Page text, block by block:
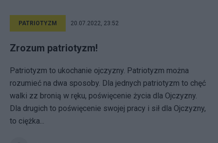
PATRIOTYZM 20.07.2022, 23:52
Zrozum patriotyzm!
Patriotyzm to ukochanie ojczyzny. Patriotyzm można
rozumieć na dwa sposoby. Dla jednych patriotyzm to chęć
walki zz bronią w ręku, poświęcenie życia dla Ojczyzny.
Dla drugich to poświęcenie swojej pracy i sił dla Ojczyzny,
to ciężka...